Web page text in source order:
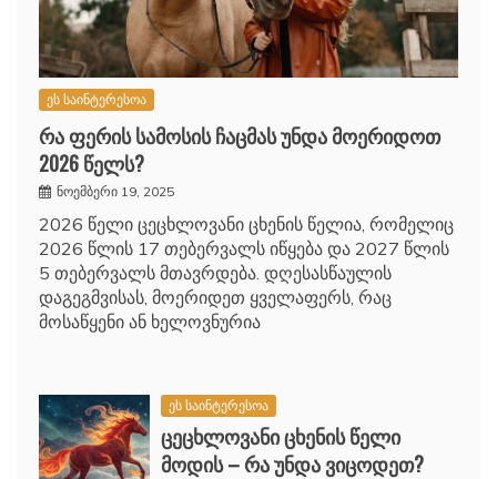
ეს საინტერესოა
რა ფერის სამოსის ჩაცმას უნდა მოერიდოთ
2026 წელს?
ნოემბერი 19, 2025
2026 წელი ცეცხლოვანი ცხენის წელია, რომელიც
2026 წლის 17 თებერვალს იწყება და 2027 წლის
5 თებერვალს მთავრდება. დღესასწაულის
დაგეგმვისას, მოერიდეთ ყველაფერს, რაც
მოსაწყენი ან ხელოვნურია
ეს საინტერესოა
ცეცხლოვანი ცხენის წელი
მოდის – რა უნდა ვიცოდეთ?